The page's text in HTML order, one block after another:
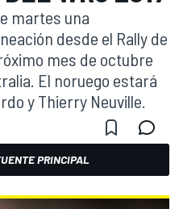
martes una
desde el Rally de
mes de octubre
El noruego estará
y Thierry Neuville.
PRINCIPAL